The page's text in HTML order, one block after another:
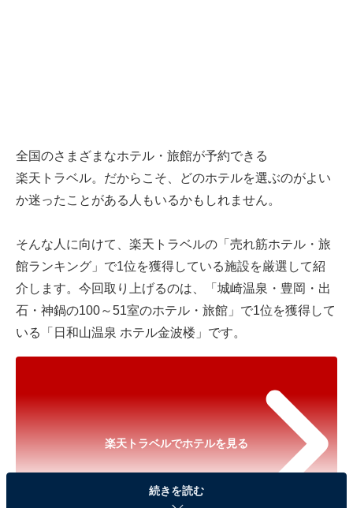
全国のさまざまなホテル・旅館が予約できる
楽天トラベル。だからこそ、どのホテルを選ぶのがよい
か迷ったことがある人もいるかもしれません。
そんな人に向けて、 楽天トラベルの「売れ筋ホテル・旅
館ランキング」で1位を獲得している施設を厳選して紹
介します。今回取り上げるのは、「城崎温泉・豊岡・出
石・神鍋の100～51室のホテル・旅館」で1位を獲得して
いる「日和山温泉 ホテル金波楼」です。
楽天トラベルでホテルを見る
続きを読む